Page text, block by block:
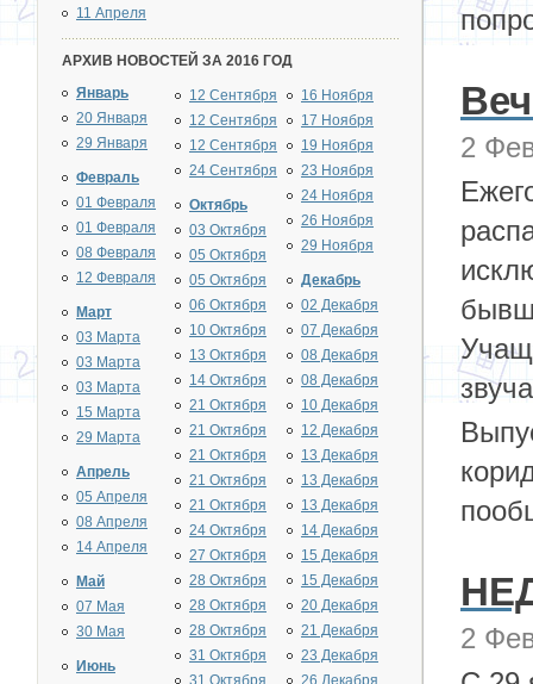
11 Апреля
АРХИВ НОВОСТЕЙ ЗА 2016 ГОД
Январь
20 Января
29 Января
Февраль
01 Февраля
01 Февраля
08 Февраля
12 Февраля
Март
03 Марта
03 Марта
03 Марта
15 Марта
29 Марта
Апрель
05 Апреля
08 Апреля
14 Апреля
Май
07 Мая
30 Мая
Июнь
12 Сентября
12 Сентября
12 Сентября
24 Сентября
Октябрь
03 Октября
05 Октября
05 Октября
06 Октября
10 Октября
13 Октября
14 Октября
21 Октября
21 Октября
21 Октября
21 Октября
21 Октября
24 Октября
27 Октября
28 Октября
28 Октября
28 Октября
31 Октября
31 Октября
16 Ноября
17 Ноября
19 Ноября
23 Ноября
24 Ноября
26 Ноября
29 Ноября
Декабрь
02 Декабря
07 Декабря
08 Декабря
08 Декабря
10 Декабря
12 Декабря
13 Декабря
13 Декабря
13 Декабря
14 Декабря
15 Декабря
15 Декабря
20 Декабря
21 Декабря
23 Декабря
26 Декабря
2
2